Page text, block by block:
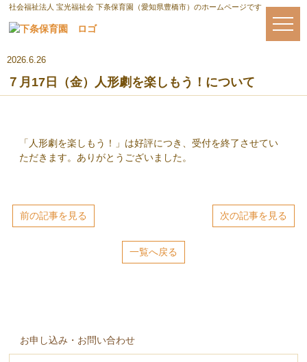
社会福祉法人 宝光福祉会 下条保育園（愛知県豊橋市）のホームページです
2026.6.26
７月17日（金）人形劇を楽しもう！について
「人形劇を楽しもう！」は好評につき、受付を終了させてい
ただきます。ありがとうございました。
前の記事を見る 次の記事を見る
一覧へ戻る
お申し込み・お問い合わせ